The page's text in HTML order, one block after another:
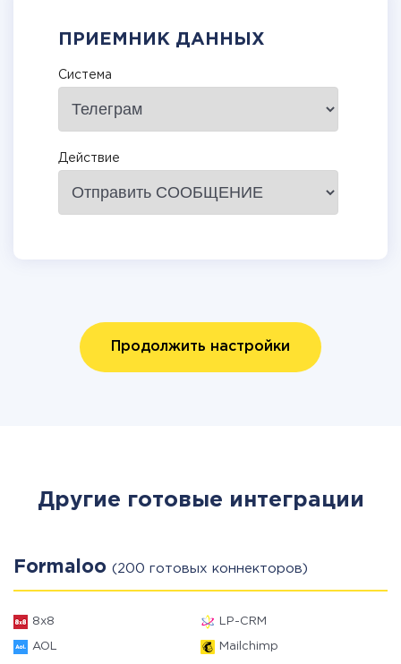
ПРИЕМНИК ДАННЫХ
Система
Действие
Продолжить настройки
Другие готовые интеграции
Formaloo (200 готовых коннекторов)
8x8 LP-CRM
AOL Mailchimp